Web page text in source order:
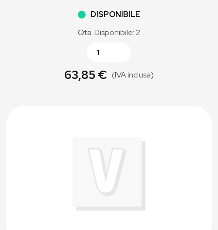
DISPONIBILE
Qta. Disponibile: 2
63,85 € (IVA inclusa)